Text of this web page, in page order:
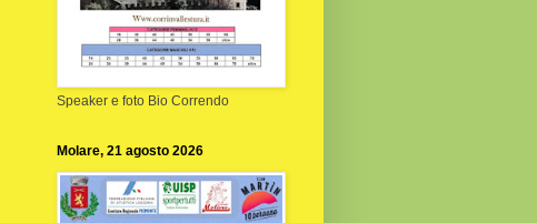
Speaker e foto Bio Correndo
Molare, 21 agosto 2026